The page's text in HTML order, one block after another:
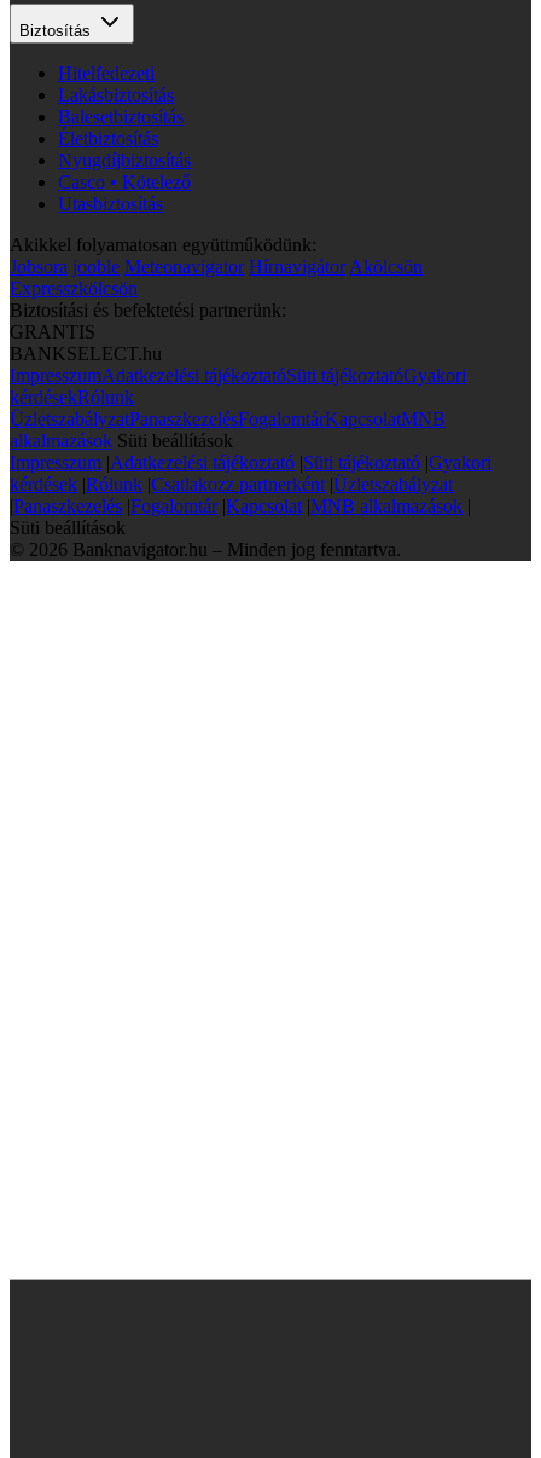
Biztosítás
Hitelfedezeti
Lakásbiztosítás
Balesetbiztosítás
Életbiztosítás
Nyugdíjbiztosítás
Casco • Kötelező
Utasbiztosítás
Akikkel folyamatosan együttműködünk:
Jobsora jooble Meteonavigator Hírnavigátor Akölcsön
Expresszkölcsön
Biztosítási és befektetési partnerünk:
GRANTIS
BANKSELECT.hu
ImpresszumAdatkezelési tájékoztatóSüti tájékoztatóGyakori
kérdésekRólunk
ÜzletszabályzatPanaszkezelésFogalomtárKapcsolatMNB
alkalmazások Süti beállítások
Impresszum |Adatkezelési tájékoztató |Süti tájékoztató |Gyakori
kérdések |Rólunk |Csatlakozz partnerként |Üzletszabályzat
|Panaszkezelés |Fogalomtár |Kapcsolat |MNB alkalmazások |
Süti beállítások
© 2026 Banknavigator.hu – Minden jog fenntartva.